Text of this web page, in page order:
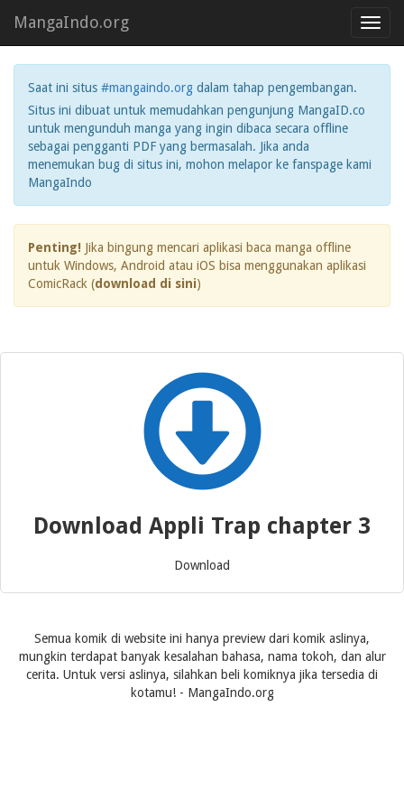
MangaIndo.org
Saat ini situs #mangaindo.org dalam tahap pengembangan.
Situs ini dibuat untuk memudahkan pengunjung MangaID.co
untuk mengunduh manga yang ingin dibaca secara offline
sebagai pengganti PDF yang bermasalah. Jika anda
menemukan bug di situs ini, mohon melapor ke fanspage kami
MangaIndo
Penting! Jika bingung mencari aplikasi baca manga offline
untuk Windows, Android atau iOS bisa menggunakan aplikasi
ComicRack (download di sini)
Download Appli Trap chapter 3
Download
Semua komik di website ini hanya preview dari komik aslinya,
mungkin terdapat banyak kesalahan bahasa, nama tokoh, dan alur
cerita. Untuk versi aslinya, silahkan beli komiknya jika tersedia di
kotamu! - MangaIndo.org